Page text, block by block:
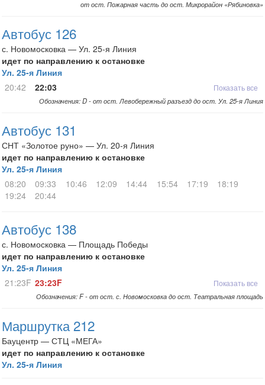
от ост. Пожарная часть до ост. Микрорайон «Рябиновка»
Автобус 126
с. Новомосковка — Ул. 25-я Линия
идет по направлению к остановке
Ул. 25-я Линия
20:42
22:03 Показать все
Обозначения: D - от ост. Левобережный разъезд до ост. Ул. 25-я Линия
Автобус 131
СНТ «Золотое руно» — Ул. 20-я Линия
идет по направлению к остановке
Ул. 25-я Линия
08:20
09:33 10:46 12:09 14:44 15:54 17:19
18:19
19:24
20:44
Автобус 138
с. Новомосковка — Площадь Победы
идет по направлению к остановке
Ул. 25-я Линия
21:23F 23:23F Показать все
Обозначения: F - от ост. с. Новомосковка до ост. Театральная площадь
Маршрутка 212
Бауцентр — СТЦ «МЕГА»
идет по направлению к остановке
Ул. 25-я Линия